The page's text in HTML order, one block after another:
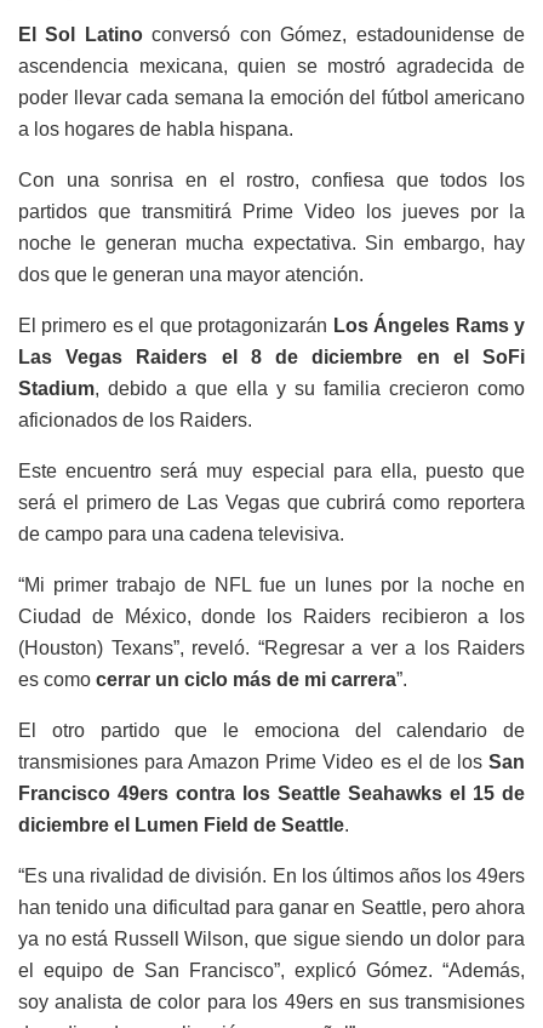
El Sol Latinoconversó con Gómez, estadounidense de
ascendencia mexicana, quien se mostró agradecida de
poder llevar cada semana la emoción del fútbol americano
a los hogares de habla hispana.
Con una sonrisa en el rostro, confiesa que todos los
partidos que transmitirá Prime Video los jueves por la
noche le generan mucha expectativa. Sin embargo, hay
dos que le generan una mayor atención.
El primero es el que protagonizarán Los Ángeles Rams y
Las Vegas Raiders el 8 de diciembre en el SoFi
Stadium, debido a que ella y su familia crecieron como
aficionados de los Raiders.
Este encuentro será muy especial para ella, puesto que
será el primero de Las Vegas que cubrirá como reportera
de campo para una cadena televisiva.
“Mi primer trabajo de NFL fue un lunes por la noche en
Ciudad de México, donde los Raiders recibieron a los
(Houston) Texans”, reveló. “Regresar a ver a los Raiders
es como cerrar un ciclo más de mi carrera”.
El otro partido que le emociona del calendario de
transmisiones para Amazon Prime Video es el de los San
Francisco 49ers contra los Seattle Seahawks el 15 de
diciembre el Lumen Field de Seattle.
“Es una rivalidad de división. En los últimos años los 49ers
han tenido una dificultad para ganar en Seattle, pero ahora
ya no está Russell Wilson, que sigue siendo un dolor para
el equipo de San Francisco”, explicó Gómez. “Además,
soy analista de color para los 49ers en sus transmisiones